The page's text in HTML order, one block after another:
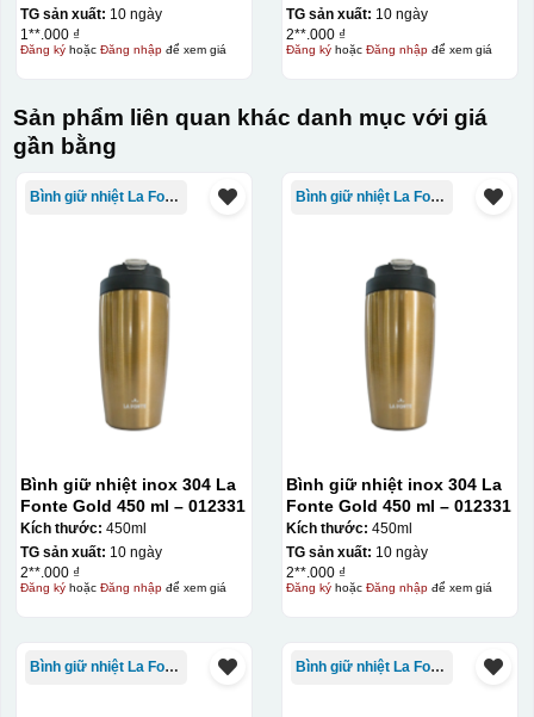
TG sản xuất: 10 ngày
1**.000 ₫
Đăng kýhoặc Đăng nhậpđể xem giá
TG sản xuất: 10 ngày
2**.000 ₫
Đăng kýhoặc Đăng nhậpđể xem giá
Sản phẩm liên quan khác danh mục với giá
gần bằng
Bình giữ nhiệt La Fonte
Bình giữ nhiệt inox 304 La
Fonte Gold 450 ml – 012331
Kích thước: 450ml
TG sản xuất: 10 ngày
2**.000 ₫
Đăng kýhoặc Đăng nhậpđể xem giá
Bình giữ nhiệt La Fonte
Bình giữ nhiệt inox 304 La
Fonte Gold 450 ml – 012331
Kích thước: 450ml
TG sản xuất: 10 ngày
2**.000 ₫
Đăng kýhoặc Đăng nhậpđể xem giá
Bình giữ nhiệt La Fonte Bình giữ nhiệt La Fonte